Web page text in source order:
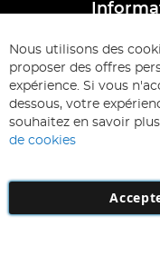
Inscription
à
d’information
:
Nous utilisons des
proposer des offres
expérience. Si vous
dessous, votre
souhaitez en savoir
de cookies